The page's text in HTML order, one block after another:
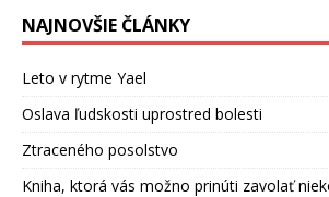
NAJNOVŠIE ČLÁNKY
Leto v rytme Yael
Oslava ľudskosti uprostred bolesti
Ztraceného posolstvo
Kniha, ktorá vás možno prinúti zavolať